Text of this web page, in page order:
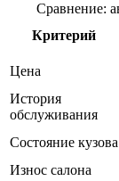
Сравнение:
Критерий
Цена
История
обслуживания
Состояние кузова
Износ салона